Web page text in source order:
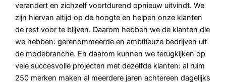
verandert en zichzelf voortdurend opnieuw uitvindt. We
zijn hiervan altijd op de hoogte en helpen onze klanten
de rest voor te blijven. Daarom hebben we de klanten die
we hebben: gerenommeerde en ambitieuze bedrijven uit
de modebranche. En daarom kunnen we terugkijken op
vele succesvolle projecten met dezelfde klanten: al ruim
250 merken maken al meerdere jaren achtereen dagelijks